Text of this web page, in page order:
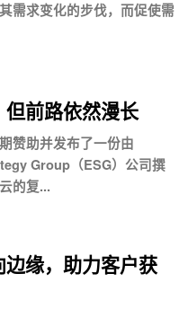
需求变化的步伐，而促使需
前路依然漫长
赞助并发布了一份由
Group（ESG）公司撰
的复...
缘，助力客户获